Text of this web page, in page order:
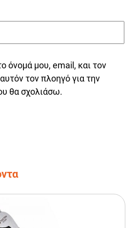
όνομά μου, email, και τον
τον πλοηγό για την
θα σχολιάσω.